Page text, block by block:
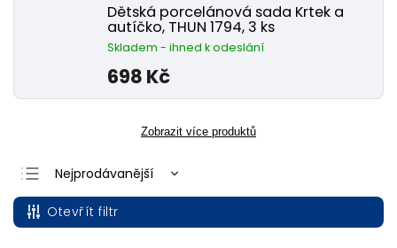
Dětská porcelánová sada Krtek a
autíčko, THUN 1794, 3 ks
Skladem - ihned k odeslání
698 Kč
Zobrazit více produktů
Nejprodávanější
Nejlevnější
Nejdražší
Otevřít filtr